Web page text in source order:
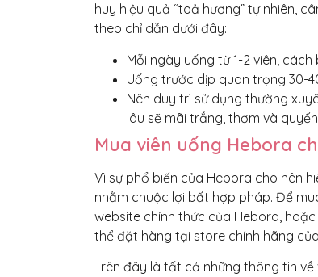
huy hiệu quả “toả hương” tự nhiên,
theo chỉ dẫn dưới đây:
Mỗi ngày uống từ 1-2 viên,
Uống trước dịp quan trọng 30-
Nên duy trì sử dụng thường
lâu sẽ mãi trắng, thơm và
Mua viên uống Hebora
Vì sự phổ biến của Hebora cho nên
nhằm chuộc lợi bất hợp pháp. Để
website chính thức của Hebora,
thể đặt hàng tại store chính hãng
Trên đây là tất cả những thông tin về